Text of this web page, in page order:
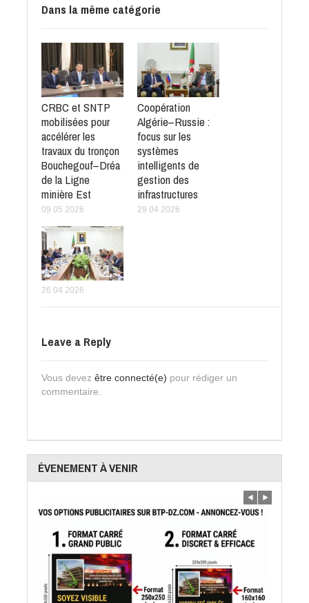
Dans la même catégorie
CRBC et SNTP
mobilisées pour
accélérer les
travaux du tronçon
Bouchegouf–Dréa
de la Ligne
minière Est
09 05 2026
Coopération
Algérie–Russie :
focus sur les
systèmes
intelligents de
gestion des
infrastructures
29 04 2026
26 04 2026
Leave a Reply
Vous devez être connecté(e) pour rédiger un
commentaire.
ÉVENEMENT À VENIR